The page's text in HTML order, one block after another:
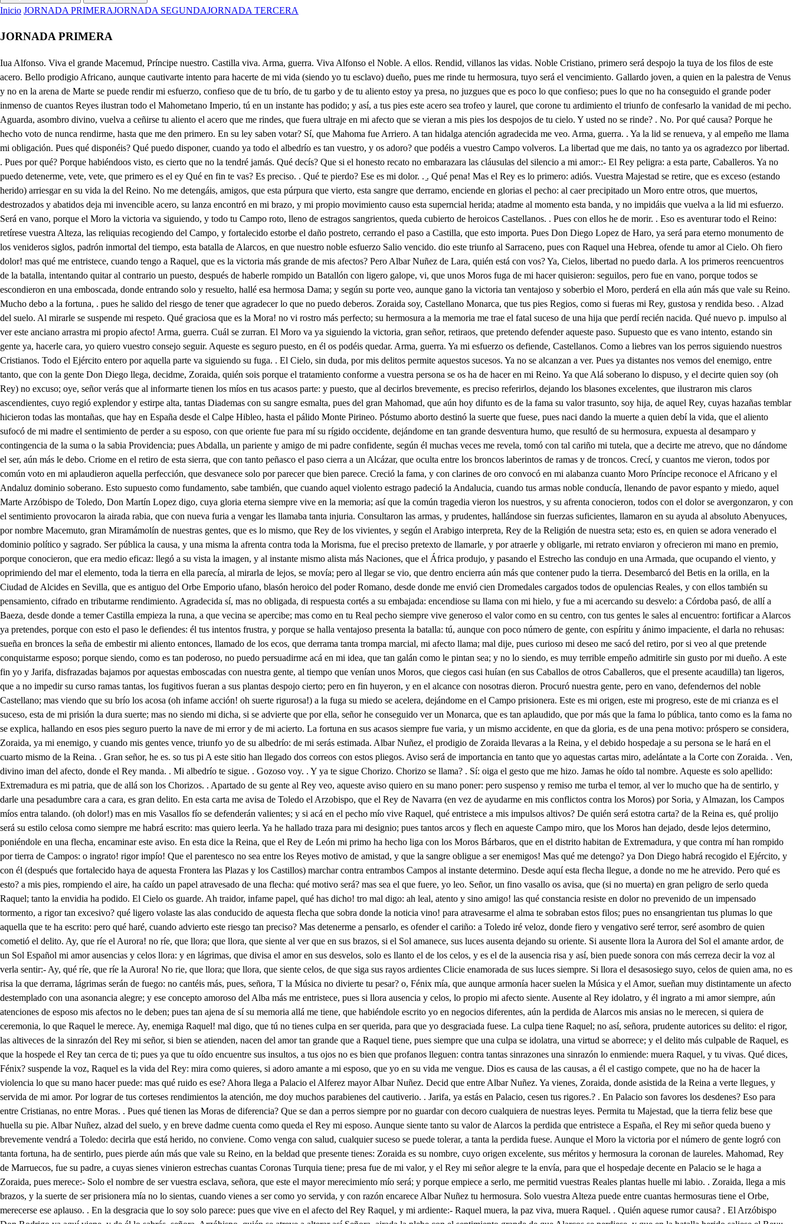
Inicio JORNADA PRIMERAJORNADA SEGUNDAJORNADA TERCERA
JORNADA PRIMERA
Iua Alfonso. Viva el grande Macemud, Príncipe nuestro. Castilla viva. Arma, guerra. Viva Alfonso el Noble. A ellos. Rendid, villanos las vidas. Noble Cristiano, primero será despojo la tuya de los filos de este acero. Bello prodigio Africano, aunque cautivarte intento para hacerte de mi vida (siendo yo tu esclavo) dueño, pues me rinde tu hermosura, tuyo será el vencimiento. Gallardo joven, a quien en la palestra de Venus y no en la arena de Marte se puede rendir mi esfuerzo, confieso que de tu brío, de tu garbo y de tu aliento estoy ya presa, no juzgues que es poco lo que confieso; pues lo que no ha conseguido el grande poder inmenso de cuantos Reyes ilustran todo el Mahometano Imperio, tú en un instante has podido; y así, a tus pies este acero sea trofeo y laurel, que corone tu ardimiento el triunfo de confesarlo la vanidad de mi pecho. Aguarda, asombro divino, vuelva a ceñirse tu aliento el acero que me rindes, que fuera ultraje en mi afecto que se vieran a mis pies los despojos de tu cielo. Y usted no se rinde? . No. Por qué causa? Porque he hecho voto de nunca rendirme, hasta que me den primero. En su ley saben votar? Sí, que Mahoma fue Arriero. A tan hidalga atención agradecida me veo. Arma, guerra. . Ya la lid se renueva, y al empeño me llama mi obligación. Pues qué disponéis? Qué puedo disponer, cuando ya todo el albedrío es tan vuestro, y os adoro? que podéis a vuestro Campo volveros. La libertad que me dais, no tanto ya os agradezco por libertad. . Pues por qué? Porque habiéndoos visto, es cierto que no la tendré jamás. Qué decís? Que si el honesto recato no embarazara las cláusulas del silencio a mi amor::- El Rey peligra: a esta parte, Caballeros. Ya no puedo detenerme, vete, vete, que primero es el ey Qué en fin te vas? Es preciso. . Qué te pierdo? Ese es mi dolor. . ̱. Qué pena! Mas el Rey es lo primero: adiós. Vuestra Majestad se retire, que es exceso (estando herido) arriesgar en su vida la del Reino. No me detengáis, amigos, que esta púrpura que vierto, esta sangre que derramo, enciende en glorias el pecho: al caer precipitado un Moro entre otros, que muertos, destrozados y abatidos deja mi invencible acero, su lanza encontró en mi brazo, y mi propio movimiento causo esta superncial herida; atadme al momento esta banda, y no impidáis que vuelva a la lid mi esfuerzo. Será en vano, porque el Moro la victoria va siguiendo, y todo tu Campo roto, lleno de estragos sangrientos, queda cubierto de heroicos Castellanos. . Pues con ellos he de morir. . Eso es aventurar todo el Reino: retírese vuestra Alteza, las reliquias recogiendo del Campo, y fortalecido estorbe el daño postreto, cerrando el paso a Castilla, que esto importa. Pues Don Diego Lopez de Haro, ya será para eterno monumento de los venideros siglos, padrón inmortal del tiempo, esta batalla de Alarcos, en que nuestro noble esfuerzo Salio vencido. dio este triunfo al Sarraceno, pues con Raquel una Hebrea, ofende tu amor al Cielo. Oh fiero dolor! mas qué me entristece, cuando tengo a Raquel, que es la victoria más grande de mis afectos? Pero Albar Nuñez de Lara, quién está con vos? Ya, Cielos, libertad no puedo darla. A los primeros reencuentros de la batalla, intentando quitar al contrario un puesto, después de haberle rompido un Batallón con ligero galope, vi, que unos Moros fuga de mi hacer quisieron: seguilos, pero fue en vano, porque todos se escondieron en una emboscada, donde entrando solo y resuelto, hallé esa hermosa Dama; y según su porte veo, aunque gano la victoria tan ventajoso y soberbio el Moro, perderá en ella aún más que vale su Reino. Mucho debo a la fortuna, . pues he salido del riesgo de tener que agradecer lo que no puedo deberos. Zoraida soy, Castellano Monarca, que tus pies Regios, como si fueras mi Rey, gustosa y rendida beso. . Alzad del suelo. Al mirarle se suspende mi respeto. Qué graciosa que es la Mora! no vi rostro más perfecto; su hermosura a la memoria me trae el fatal suceso de una hija que perdí recién nacida. Qué nuevo p. impulso al ver este anciano arrastra mi propio afecto! Arma, guerra. Cuál se zurran. El Moro va ya siguiendo la victoria, gran señor, retiraos, que pretendo defender aqueste paso. Supuesto que es vano intento, estando sin gente ya, hacerle cara, yo quiero vuestro consejo seguir. Aqueste es seguro puesto, en él os podéis quedar. Arma, guerra. Ya mi esfuerzo os defiende, Castellanos. Como a liebres van los perros siguiendo nuestros Cristianos. Todo el Ejército entero por aquella parte va siguiendo su fuga. . El Cielo, sin duda, por mis delitos permite aquestos sucesos. Ya no se alcanzan a ver. Pues ya distantes nos vemos del enemigo, entre tanto, que con la gente Don Diego llega, decidme, Zoraida, quién sois porque el tratamiento conforme a vuestra persona se os ha de hacer en mi Reino. Ya que Alá soberano lo dispuso, y el decirte quien soy (oh Rey) no excuso; oye, señor verás que al informarte tienen los míos en tus acasos parte: y puesto, que al decirlos brevemente, es preciso referirlos, dejando los blasones excelentes, que ilustraron mis claros ascendientes, cuyo regió explendor y estirpe alta, tantas Diademas con su sangre esmalta, pues del gran Mahomad, que aún hoy difunto es de la fama su valor trasunto, soy hija, de aquel Rey, cuyas hazañas temblar hicieron todas las montañas, que hay en España desde el Calpe Hibleo, hasta el pálido Monte Pirineo. Póstumo aborto destinó la suerte que fuese, pues naci dando la muerte a quien debí la vida, que el aliento sufocó de mi madre el sentimiento de perder a su esposo, con que oriente fue para mí su rígido occidente, dejándome en tan grande desventura humo, que resultó de su hermosura, expuesta al desamparo y contingencia de la suma o la sabia Providencia; pues Abdalla, un pariente y amigo de mi padre confidente, según él muchas veces me revela, tomó con tal cariño mi tutela, que a decirte me atrevo, que no dándome el ser, aún más le debo. Criome en el retiro de esta sierra, que con tanto peñasco el paso cierra a un Alcázar, que oculta entre los broncos laberintos de ramas y de troncos. Crecí, y cuantos me vieron, todos por común voto en mi aplaudieron aquella perfección, que desvanece solo por parecer que bien parece. Creció la fama, y con clarines de oro convocó en mi alabanza cuanto Moro Príncipe reconoce el Africano y el Andaluz dominio soberano. Esto supuesto como fundamento, sabe también, que cuando aquel violento estrago padeció la Andalucia, cuando tus armas noble conducía, llenando de pavor espanto y miedo, aquel Marte Arzóbispo de Toledo, Don Martín Lopez digo, cuya gloria eterna siempre vive en la memoria; así que la común tragedia vieron los nuestros, y su afrenta conocieron, todos con el dolor se avergonzaron, y con el sentimiento provocaron la airada rabia, que con nueva furia a vengar les llamaba tanta injuria. Consultaron las armas, y prudentes, hallándose sin fuerzas suficientes, llamaron en su ayuda al absoluto Abenyuces, por nombre Macemuto, gran Miramámolín de nuestras gentes, que es lo mismo, que Rey de los vivientes, y según el Arabigo interpreta, Rey de la Religión de nuestra seta; esto es, en quien se adora venerado el dominio político y sagrado. Ser pública la causa, y una misma la afrenta contra toda la Morisma, fue el preciso pretexto de llamarle, y por atraerle y obligarle, mi retrato enviaron y ofrecieron mi mano en premio, porque conocieron, que era medio eficaz: llegó a su vista la imagen, y al instante mismo alista más Naciones, que el África produjo, y pasando el Estrecho las condujo en una Armada, que ocupando el viento, y oprimiendo del mar el elemento, toda la tierra en ella parecía, al mirarla de lejos, se movía; pero al llegar se vio, que dentro encierra aún más que contener pudo la tierra. Desembarcó del Betis en la orilla, en la Ciudad de Alcides en Sevilla, que es antiguo del Orbe Emporio ufano, blasón heroico del poder Romano, desde donde me envió cien Dromedales cargados todos de opulencias Reales, y con ellos también su pensamiento, cifrado en tributarme rendimiento. Agradecida sí, mas no obligada, di respuesta cortés a su embajada: encendiose su llama con mi hielo, y fue a mi acercando su desvelo: a Córdoba pasó, de allí a Baeza, desde donde a temer Castilla empieza la runa, a que vecina se apercibe; mas como en tu Real pecho siempre vive generoso el valor como en su centro, con tus gentes le sales al encuentro: fortificar a Alarcos ya pretendes, porque con esto el paso le defiendes: él tus intentos frustra, y porque se halla ventajoso presenta la batalla: tú, aunque con poco número de gente, con espíritu y ánimo impaciente, el darla no rehusas: sueña en bronces la seña de embestir mi aliento entonces, llamado de los ecos, que derrama tanta trompa marcial, mi afecto llama; mal dije, pues curioso mi deseo me sacó del retiro, por si veo al que pretende conquistarme esposo; porque siendo, como es tan poderoso, no puedo persuadirme acá en mi idea, que tan galán como le pintan sea; y no lo siendo, es muy terrible empeño admitirle sin gusto por mi dueño. A este fin yo y Jarifa, disfrazadas bajamos por aquestas emboscadas con nuestra gente, al tiempo que venían unos Moros, que ciegos casi huían (en sus Caballos de otros Caballeros, que el presente acaudilla) tan ligeros, que a no impedir su curso ramas tantas, los fugitivos fueran a sus plantas despojo cierto; pero en fin huyeron, y en el alcance con nosotras dieron. Procuró nuestra gente, pero en vano, defendernos del noble Castellano; mas viendo que su brío los acosa (oh infame acción! oh suerte rigurosa!) a la fuga su miedo se acelera, dejándome en el Campo prisionera. Este es mi origen, este mi progreso, este de mi crianza es el suceso, esta de mi prisión la dura suerte; mas no siendo mi dicha, si se advierte que por ella, señor he conseguido ver un Monarca, que es tan aplaudido, que por más que la fama lo pública, tanto como es la fama no se explica, hallando en esos pies seguro puerto la nave de mi error y de mi acierto. La fortuna en sus acasos siemp